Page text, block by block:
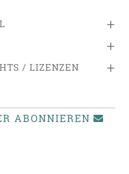
+
+
+
/ LIZENZEN
ABONNIEREN